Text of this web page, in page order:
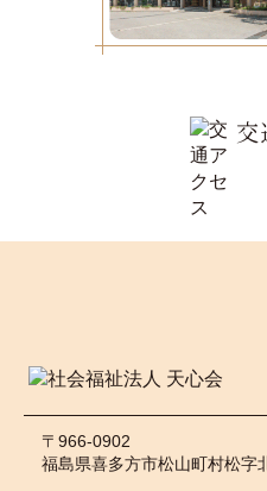
交
〒966-0902
福島県喜多方市松山町村松字